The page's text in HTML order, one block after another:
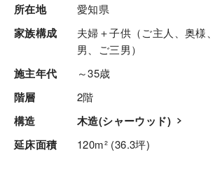
所在地 愛知県
家族構成
夫婦＋子供（ご主人、奥様
男、ご三男）
施主年代 ～35歳
階層 2階
構造
木造(シャーウッド)
延床面積
120m² (36.3坪)